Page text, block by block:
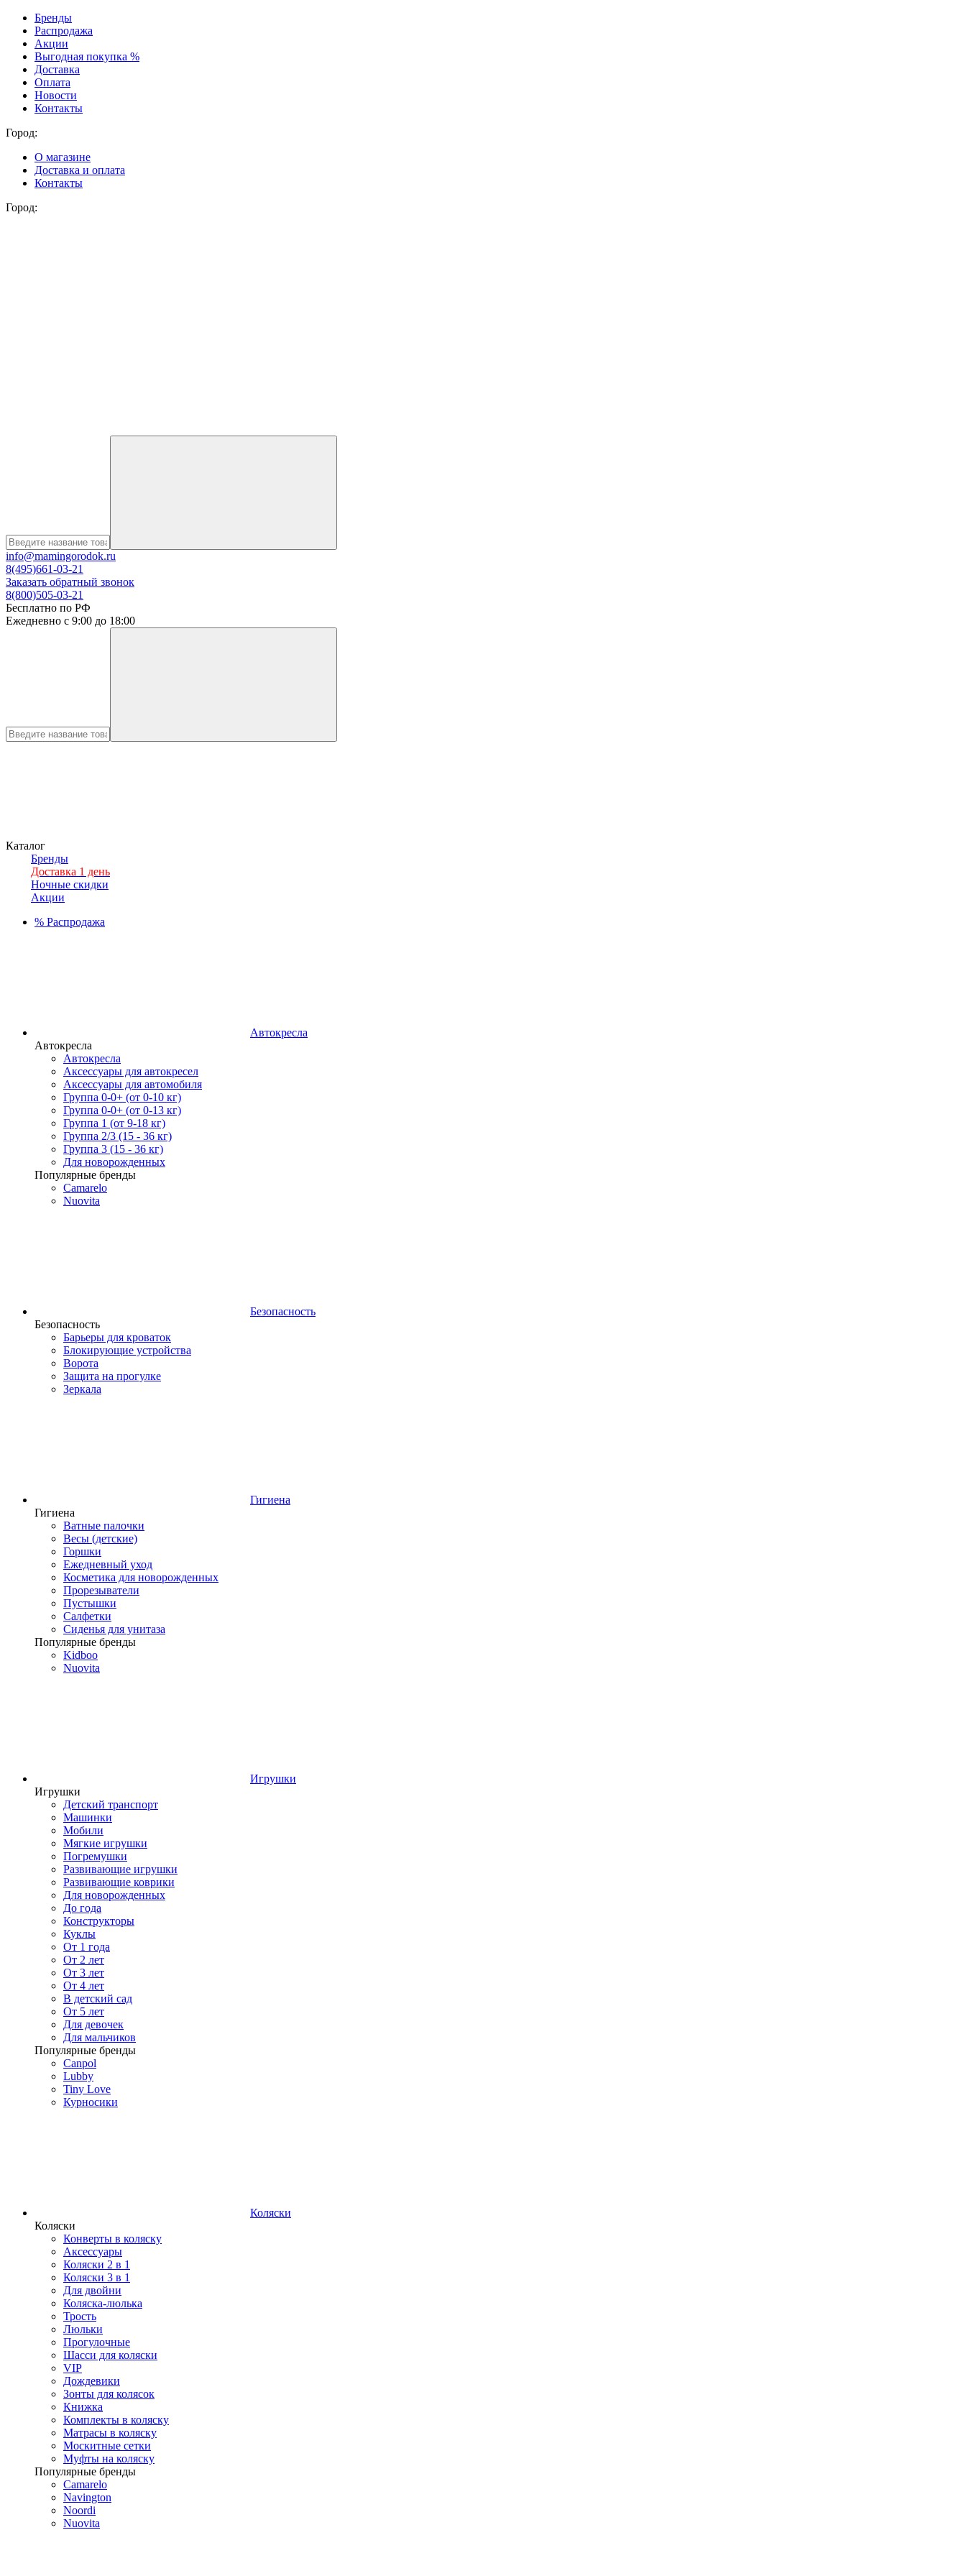
Бренды
Распродажа
Акции
Выгодная покупка %
Доставка
Оплата
Новости
Контакты
Город:
О магазине
Доставка и оплата
Контакты
Город:
info@mamingorodok.ru
8(495)661-03-21
Заказать обратный звонок
8(800)505-03-21
Бесплатно по РФ
Ежедневно с 9:00 до 18:00
Каталог
Бренды
Доставка 1 день
Ночные скидки
Акции
% Распродажа
Автокресла
Автокресла
Автокресла
Аксессуары для автокресел
Аксессуары для автомобиля
Группа 0-0+ (от 0-10 кг)
Группа 0-0+ (от 0-13 кг)
Группа 1 (от 9-18 кг)
Группа 2/3 (15 - 36 кг)
Группа 3 (15 - 36 кг)
Для новорожденных
Популярные бренды
Camarelo
Nuovita
Безопасность
Безопасность
Барьеры для кроваток
Блокирующие устройства
Ворота
Защита на прогулке
Зеркала
Гигиена
Гигиена
Ватные палочки
Весы (детские)
Горшки
Ежедневный уход
Косметика для новорожденных
Прорезыватели
Пустышки
Салфетки
Сиденья для унитаза
Популярные бренды
Kidboo
Nuovita
Игрушки
Игрушки
Детский транспорт
Машинки
Мобили
Мягкие игрушки
Погремушки
Развивающие игрушки
Развивающие коврики
Для новорожденных
До года
Конструкторы
Куклы
От 1 года
От 2 лет
От 3 лет
От 4 лет
В детский сад
От 5 лет
Для девочек
Для мальчиков
Популярные бренды
Canpol
Lubby
Tiny Love
Курносики
Коляски
Коляски
Конверты в коляску
Аксессуары
Коляски 2 в 1
Коляски 3 в 1
Для двойни
Коляска-люлька
Трость
Люльки
Прогулочные
Шасси для коляски
VIP
Дождевики
Зонты для колясок
Книжка
Комплекты в коляску
Матрасы в коляску
Москитные сетки
Муфты на коляску
Популярные бренды
Camarelo
Navington
Noordi
Nuovita